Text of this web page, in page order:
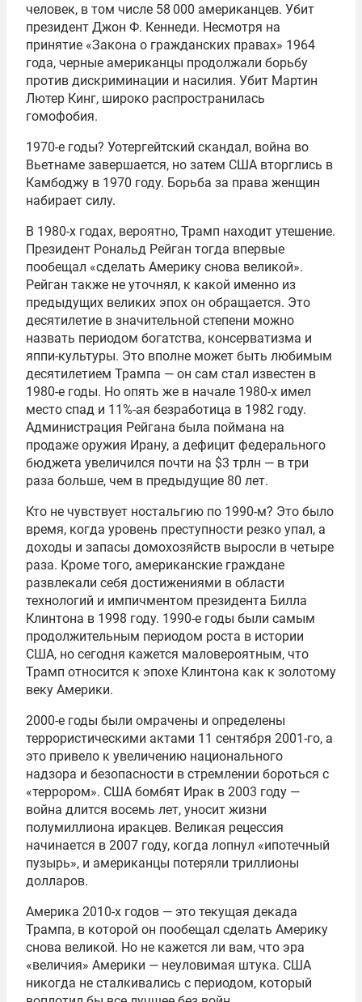
человек, в том числе 58 000 американцев. Убит
президент Джон Ф. Кеннеди. Несмотря на
принятие «Закона о гражданских правах» 1964
года, черные американцы продолжали борьбу
против дискриминации и насилия. Убит Мартин
Лютер Кинг, широко распространилась
гомофобия.
1970-е годы? Уотергейтский скандал, война во
Вьетнаме завершается, но затем США вторглись в
Камбоджу в 1970 году. Борьба за права женщин
набирает силу.
В 1980-х годах, вероятно, Трамп находит утешение.
Президент Рональд Рейган тогда впервые
пообещал «сделать Америку снова великой».
Рейган также не уточнял, к какой именно из
предыдущих великих эпох он обращается. Это
десятилетие в значительной степени можно
назвать периодом богатства, консерватизма и
яппи-культуры. Это вполне может быть любимым
десятилетием Трампа — он сам стал известен в
1980-е годы. Но опять же в начале 1980-х имел
место спад и 11%-ая безработица в 1982 году.
Администрация Рейгана была поймана на
продаже оружия Ирану, а дефицит федерального
бюджета увеличился почти на $3 трлн — в три
раза больше, чем в предыдущие 80 лет.
Кто не чувствует ностальгию по 1990-м? Это было
время, когда уровень преступности резко упал, а
доходы и запасы домохозяйств выросли в четыре
раза. Кроме того, американские граждане
развлекали себя достижениями в области
технологий и импичментом президента Билла
Клинтона в 1998 году. 1990-е годы были самым
продолжительным периодом роста в истории
США, но сегодня кажется маловероятным, что
Трамп относится к эпохе Клинтона как к золотому
веку Америки.
2000-е годы были омрачены и определены
террористическими актами 11 сентября 2001-го, а
это привело к увеличению национального
надзора и безопасности в стремлении бороться с
«террором». США бомбят Ирак в 2003 году —
война длится восемь лет, уносит жизни
полумиллиона иракцев. Великая рецессия
начинается в 2007 году, когда лопнул «ипотечный
пузырь», и американцы потеряли триллионы
долларов.
Америка 2010-х годов — это текущая декада
Трампа, в которой он пообещал сделать Америку
снова великой. Но не кажется ли вам, что эра
«величия» Америки — неуловимая штука. США
никогда не сталкивались с периодом, который